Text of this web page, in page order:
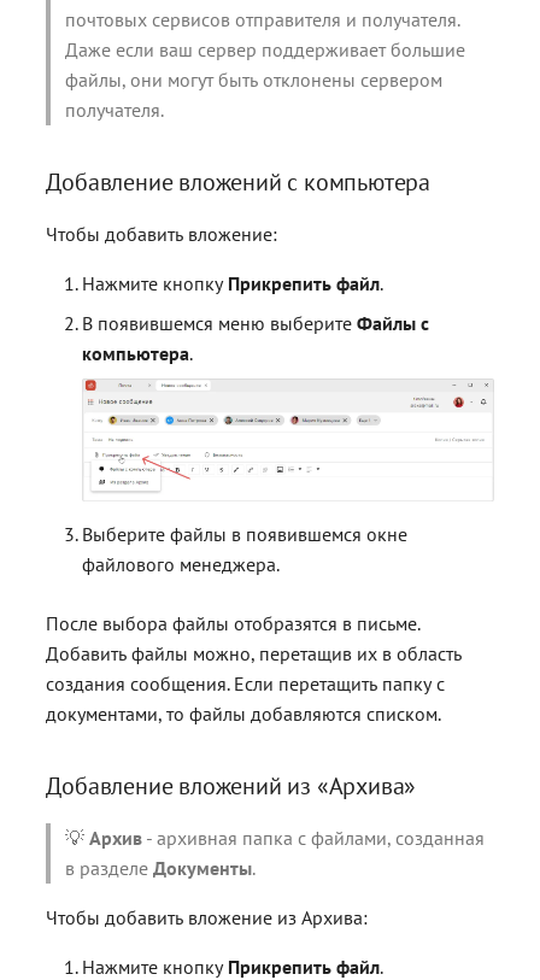
почтовых сервисов отправителя и получателя.
Даже если ваш сервер поддерживает большие
файлы, они могут быть отклонены сервером
получателя.
Добавление вложений с компьютера
Чтобы добавить вложение:
Нажмите кнопку Прикрепить файл.
В появившемся меню выберитеФайлы с
компьютера.
Выберите файлы в появившемся окне
файлового менеджера.
После выбора файлы отобразятся в письме.
Добавить файлы можно, перетащив их в область
создания сообщения. Если перетащить папку с
документами, то файлы добавляются списком.
Добавление вложений из «Архива»
💡Архив - архивная папка с файлами, созданная
в разделеДокументы.
Чтобы добавить вложение из Архива:
Нажмите кнопку Прикрепить файл.